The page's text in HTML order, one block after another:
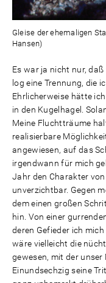
Gleise der ehemaligen
Hansen)
Es war ja nicht nur,
log eine Trennung, die
Ehrlicherweise hätte
in den Kugelhagel.
Meine Fluchtträume
realisierbare
angewiesen, auf das
irgendwann für mich
Jahr den Charakter
unverzichtbar. Gegen
dem einen großen
hin. Von einer
deren Gefieder ich
wäre vielleicht die
gewesen, mit der
Einundsechzig seine